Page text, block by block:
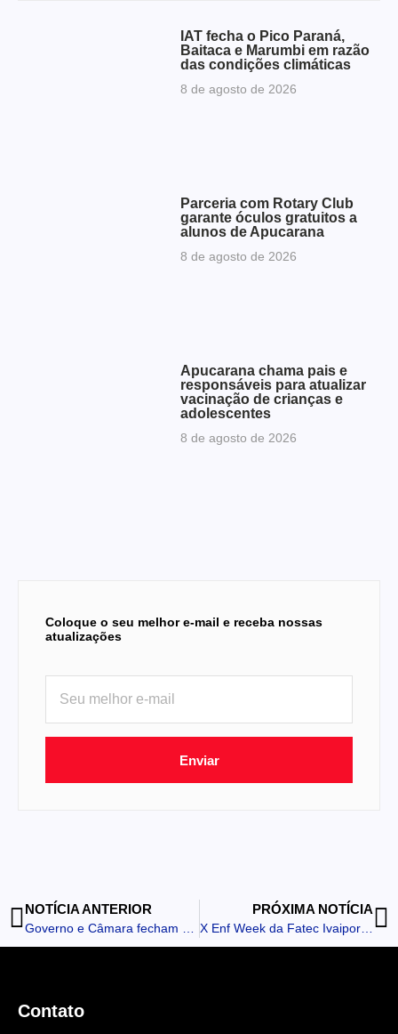
IAT fecha o Pico Paraná,
Baitaca e Marumbi em razão
das condições climáticas
8 de agosto de 2026
Parceria com Rotary Club
garante óculos gratuitos a
alunos de Apucarana
8 de agosto de 2026
Apucarana chama pais e
responsáveis para atualizar
vacinação de crianças e
adolescentes
8 de agosto de 2026
Coloque o seu melhor e-mail e receba nossas
atualizações
Enviar
NOTÍCIA ANTERIOR
Governo e Câmara fecham acordo para fim da 6×1 e 40 horas semanais
PRÓXIMA NOTÍCIA
X Enf Week da Fatec Ivaiporã promove palestra sobre atendimento aeromédico e operações de urgência
Contato